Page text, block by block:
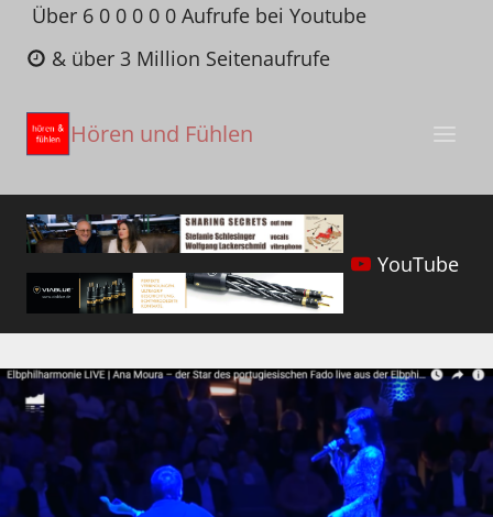
Zum
Inhalt
springen
Über 6 0 0 0 0 0 Aufrufe bei Youtube
& über 3 Million Seitenaufrufe
Hören und Fühlen
YouTube